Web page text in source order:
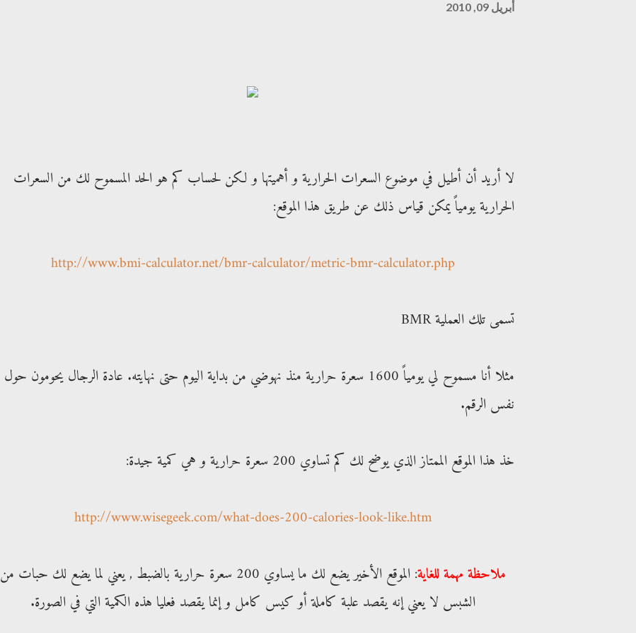
أبريل 09, 2010
لا أريد أن أطيل في موضوع السعرات الحرارية و أهميتها و لكن لحساب كم هو الحد المسموح لك من السعرات
الحرارية يومياً يمكن قياس ذلك عن طريق هذا الموقع:
http://www.bmi-calculator.net/bmr-calculator/metric-bmr-calculator.php
تسمى تلك العملية BMR
مثلا أنا مسموح لي يومياً 1600 سعرة حرارية منذ نهوضي من بداية اليوم حتى نهايته. عادة الرجال يحومون حول
نفس الرقم.
خذ هذا الموقع الممتاز الذي يوضح لك كم تساوي 200 سعرة حرارية و هي كمية جيدة:
http://www.wisegeek.com/what-does-200-calories-look-like.htm
ملاحظة مهمة للغاية
: الموقع الأخير يضع لك ما يساوي 200 سعرة حرارية بالضبط , يعني لما يضع لك حبات من
الشبس لا يعني إنه يقصد علبة كاملة أو كيس كامل و إنما يقصد فعليا هذه الكمية التي في الصورة.